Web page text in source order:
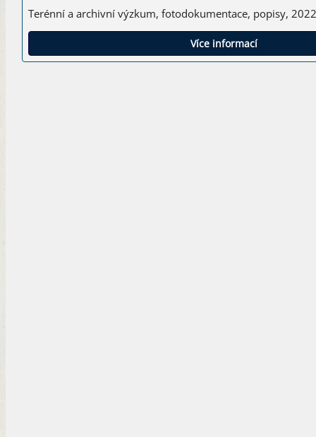
Terénní a archivní výzkum, fotodokumentace, popisy,
Více informací